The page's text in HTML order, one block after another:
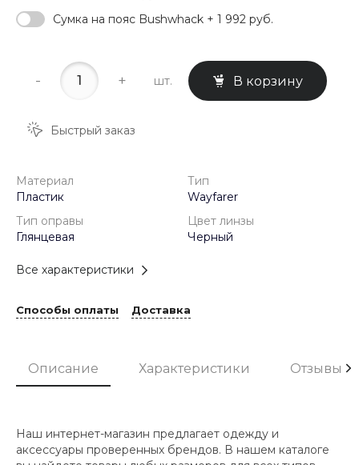
Сумка на пояс Bushwhack + 1 992 руб.
- + шт. В корзину
Быстрый заказ
Материал
Пластик
Тип
Wayfarer
Тип оправы
Глянцевая
Цвет линзы
Черный
Все характеристики
Способы оплаты Доставка
Описание Характеристики Отзывы
Наш интернет-магазин предлагает одежду и
аксессуары проверенных брендов. В нашем каталоге